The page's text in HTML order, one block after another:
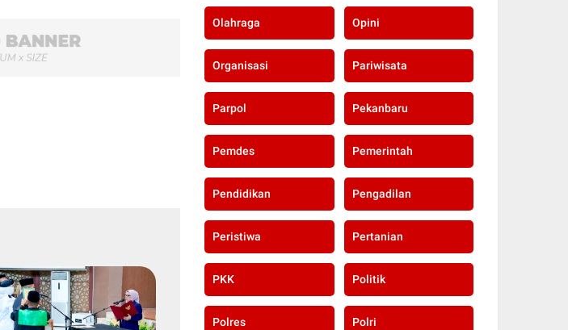
Olahraga Opini
Organisasi Pariwisata
Parpol Pekanbaru
Pemdes Pemerintah
Pendidikan Pengadilan
Peristiwa Pertanian
PKK Politik
Polres Polri